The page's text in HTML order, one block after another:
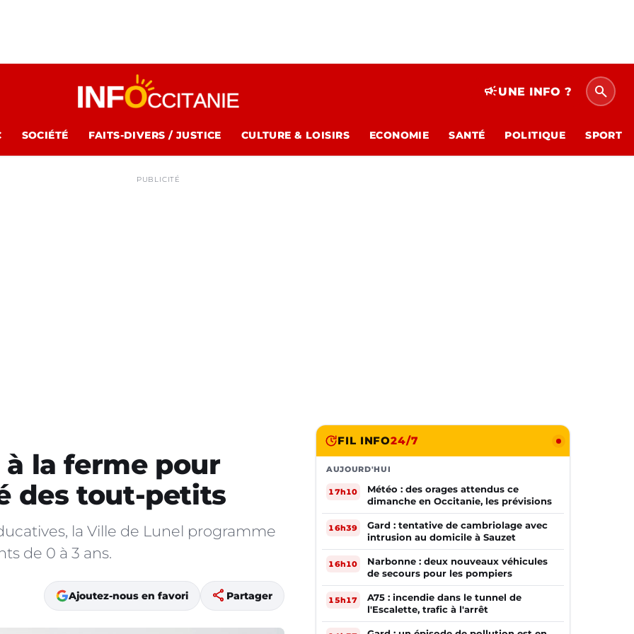
campaignUNE INFO ? search
SOCIÉTÉ FAITS-DIVERS / JUSTICE CULTURE & LOISIRS ECONOMIE SANTÉ POLITIQUE SPORT
PUBLICITÉ
la ferme pour
des tout-petits
la Ville de Lunel programme
de 0 à 3 ans.
Ajoutez-nous en favori share Partager
FIL INFO24/7
AUJOURD'HUI
17h10
Météo : des orages attendus ce
dimanche en Occitanie, les prévisions
16h39
Gard : tentative de cambriolage avec
intrusion au domicile à Sauzet
16h10
Narbonne : deux nouveaux véhicules
de secours pour les pompiers
15h17
A75 : incendie dans le tunnel de
l'Escalette, trafic à l'arrêt